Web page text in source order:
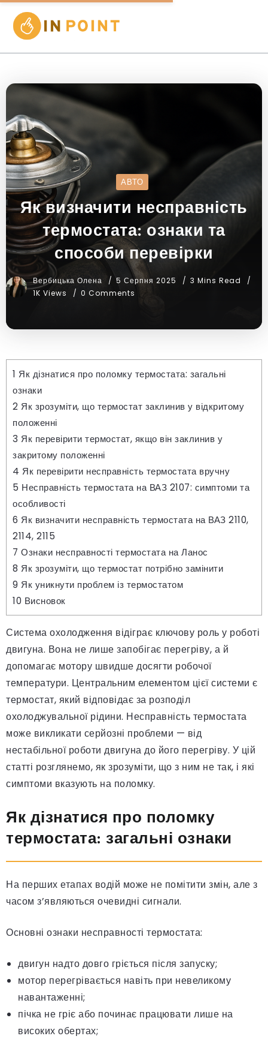
АВТО
Як визначити несправність
термостата: ознаки та
способи перевірки
Вербицька Олена 5 Серпня 2025
3 Mins Read
1K Views
0 Comments
1 Як дізнатися про поломку термостата: загальні
ознаки
2 Як зрозуміти, що термостат заклинив у відкритому
положенні
3 Як перевірити термостат, якщо він заклинив у
закритому положенні
4 Як перевірити несправність термостата вручну
5 Несправність термостата на ВАЗ 2107: симптоми та
особливості
6 Як визначити несправність термостата на ВАЗ 2110,
2114, 2115
7 Ознаки несправності термостата на Ланос
8 Як зрозуміти, що термостат потрібно замінити
9 Як уникнути проблем із термостатом
10 Висновок
Система охолодження відіграє ключову роль у роботі
двигуна. Вона не лише запобігає перегріву, а й
допомагає мотору швидше досягти робочої
температури. Центральним елементом цієї системи є
термостат, який відповідає за розподіл
охолоджувальної рідини. Несправність термостата
може викликати серйозні проблеми — від
нестабільної роботи двигуна до його перегріву. У цій
статті розглянемо, як зрозуміти, що з ним не так, і які
симптоми вказують на поломку.
Як дізнатися про поломку
термостата: загальні ознаки
На перших етапах водій може не помітити змін, але з
часом з’являються очевидні сигнали.
Основні ознаки несправності термостата:
двигун надто довго гріється після запуску;
мотор перегрівається навіть при невеликому
навантаженні;
пічка не гріє або починає працювати лише на
високих обертах;